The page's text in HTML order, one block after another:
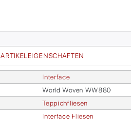
ARTIKELEIGENSCHAFTEN
In­ter­face
World Wo­ven WW880
Tep­pich­flie­sen
In­ter­face Flie­sen